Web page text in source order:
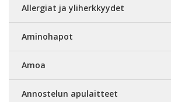
Allergiat ja yliherkkyydet
Aminohapot
Amoa
Annostelun apulaitteet